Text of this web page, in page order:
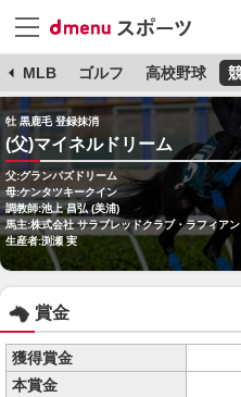
MLB ゴルフ 高校野球
牡 黒鹿毛 登録抹消
(父)マイネルドリーム
父:グランパズドリーム
母:ケンタツキークイン
調教師:池上 昌弘 (美浦)
馬主:株式会社 サラブレッドクラブ・ラフィアン
生産者:渕瀬 実
賞金
獲得賞金
本賞金